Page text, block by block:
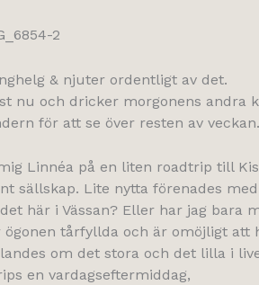
& njuter ordentligt av det.
nu och dricker morgonens andra
för att se över resten av veckan.
Linnéa på en liten roadtrip till
sällskap. Lite nytta förenades
här i Vässan? Eller har jag bara
tårfyllda och är omöjligt att
om det stora och det lilla i
en vardagseftermiddag,